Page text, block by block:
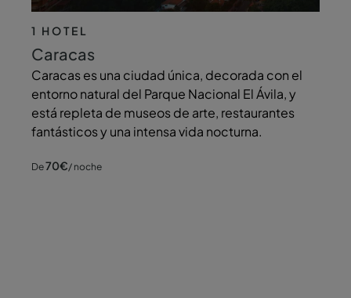
1 HOTEL
Caracas
Caracas es una ciudad única, decorada con el
entorno natural del Parque Nacional El Ávila, y
está repleta de museos de arte, restaurantes
fantásticos y una intensa vida nocturna.
De70€/ noche